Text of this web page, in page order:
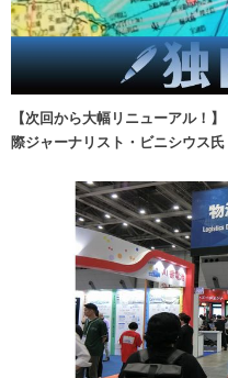
【次回から大幅リニューアル！
際ジャーナリスト・ビニシウス氏